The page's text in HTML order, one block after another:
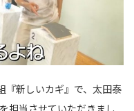
『新しいカギ』で、太田泰
担当させていただきまし